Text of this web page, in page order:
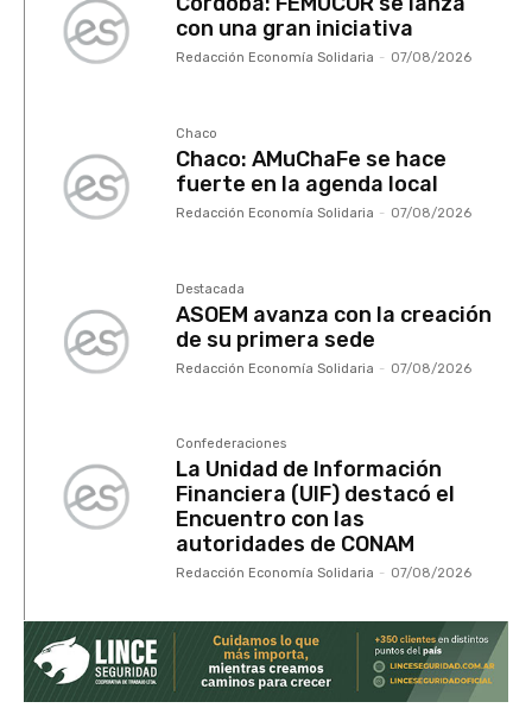
con una gran iniciativa
Redacción Economía Solidaria - 07/08/2026
Chaco
Chaco: AMuChaFe se hace
fuerte en la agenda local
Redacción Economía Solidaria - 07/08/2026
Destacada
ASOEM avanza con la creación
de su primera sede
Redacción Economía Solidaria - 07/08/2026
Confederaciones
La Unidad de Información
Financiera (UIF) destacó el
Encuentro con las
autoridades de CONAM
Redacción Economía Solidaria - 07/08/2026